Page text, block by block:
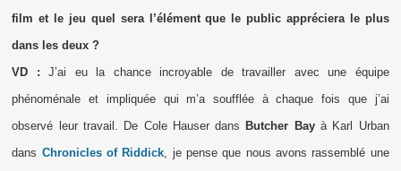
film et le jeu quel sera l’élément que le public appréciera le plus
dans les deux ?
VD :J’ai eu la chance incroyable de travailler avec une équipe
phénoménale et impliquée qui m’a soufflée à chaque fois que j’ai
observé leur travail. De Cole Hauser dans Butcher Bayà Karl Urban
dans Chronicles of Riddick , je pense que nous avons rassemblé une